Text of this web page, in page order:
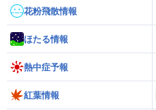
花粉飛散情報
ほたる情報
熱中症予報
紅葉情報